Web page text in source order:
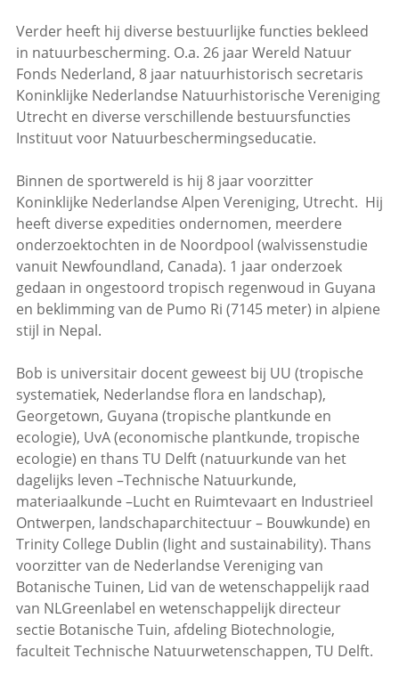
Verder heeft hij diverse bestuurlijke functies bekleed
in natuurbescherming. O.a. 26 jaar Wereld Natuur
Fonds Nederland, 8 jaar natuurhistorisch secretaris
Koninklijke Nederlandse Natuurhistorische Vereniging
Utrecht en diverse verschillende bestuursfuncties
Instituut voor Natuurbeschermingseducatie.
Binnen de sportwereld is hij 8 jaar voorzitter
Koninklijke Nederlandse Alpen Vereniging, Utrecht. Hij
heeft diverse expedities ondernomen, meerdere
onderzoektochten in de Noordpool (walvissenstudie
vanuit Newfoundland, Canada). 1 jaar onderzoek
gedaan in ongestoord tropisch regenwoud in Guyana
en beklimming van de Pumo Ri (7145 meter) in alpiene
stijl in Nepal.
Bob is universitair docent geweest bij UU (tropische
systematiek, Nederlandse flora en landschap),
Georgetown, Guyana (tropische plantkunde en
ecologie), UvA (economische plantkunde, tropische
ecologie) en thans TU Delft (natuurkunde van het
dagelijks leven –Technische Natuurkunde,
materiaalkunde –Lucht en Ruimtevaart en Industrieel
Ontwerpen, landschaparchitectuur – Bouwkunde) en
Trinity College Dublin (light and sustainability). Thans
voorzitter van de Nederlandse Vereniging van
Botanische Tuinen, Lid van de wetenschappelijk raad
van NLGreenlabel en wetenschappelijk directeur
sectie Botanische Tuin, afdeling Biotechnologie,
faculteit Technische Natuurwetenschappen, TU Delft.